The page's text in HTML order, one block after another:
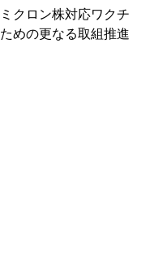
クロン株対応ワクチ
めの更なる取組推進